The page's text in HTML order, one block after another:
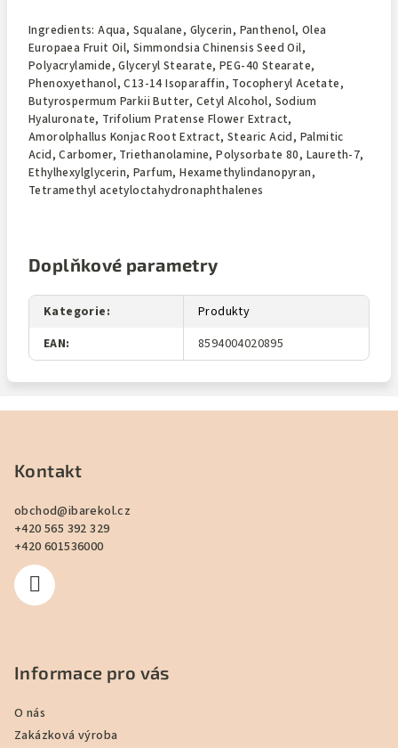
Ingredients: Aqua, Squalane, Glycerin, Panthenol, Olea
Europaea Fruit Oil, Simmondsia Chinensis Seed Oil,
Polyacrylamide, Glyceryl Stearate, PEG-40 Stearate,
Phenoxyethanol, C13-14 Isoparaffin, Tocopheryl Acetate,
Butyrospermum Parkii Butter, Cetyl Alcohol, Sodium
Hyaluronate, Trifolium Pratense Flower Extract,
Amorolphallus Konjac Root Extract, Stearic Acid, Palmitic
Acid, Carbomer, Triethanolamine, Polysorbate 80, Laureth-7,
Ethylhexylglycerin, Parfum, Hexamethylindanopyran,
Tetramethyl acetyloctahydronaphthalenes
Doplňkové parametry
Kategorie:
Produkty
EAN: 8594004020895
Kontakt
obchod@ibarekol.cz
+420 565 392 329
+420 601536000
Informace pro vás
O nás
Zakázková výroba